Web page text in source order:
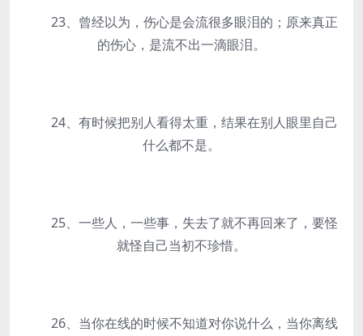
23、曾经以为，伤心是会流很多眼泪的；原来真正
的伤心，是流不出一滴眼泪。
24、有时候把别人看得太重，结果在别人眼里自己
什么都不是。
25、一些人，一些事，失去了就不再回来了，要怪
就怪自己当初不珍惜。
26、当你在线的时候不知道对你说什么，当你离线